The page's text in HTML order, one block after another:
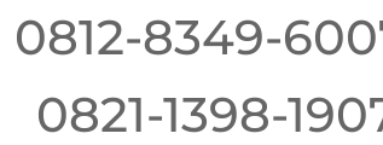
0812-8349-
0821-1398-